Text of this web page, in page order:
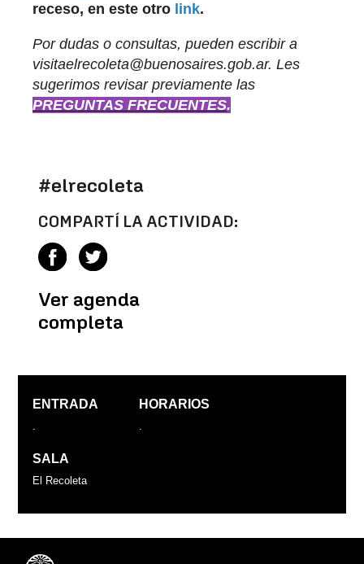
receso, en este otro link.​
Por dudas o consultas, pueden escribir a
visitaelrecoleta@buenosaires.gob.ar. Les
sugerimos revisar previamente las
PREGUNTAS FRECUENTES.
#elrecoleta
COMPARTÍ LA ACTIVIDAD:
Ver agenda
completa
ENTRADA
.
HORARIOS
.
SALA
El Recoleta